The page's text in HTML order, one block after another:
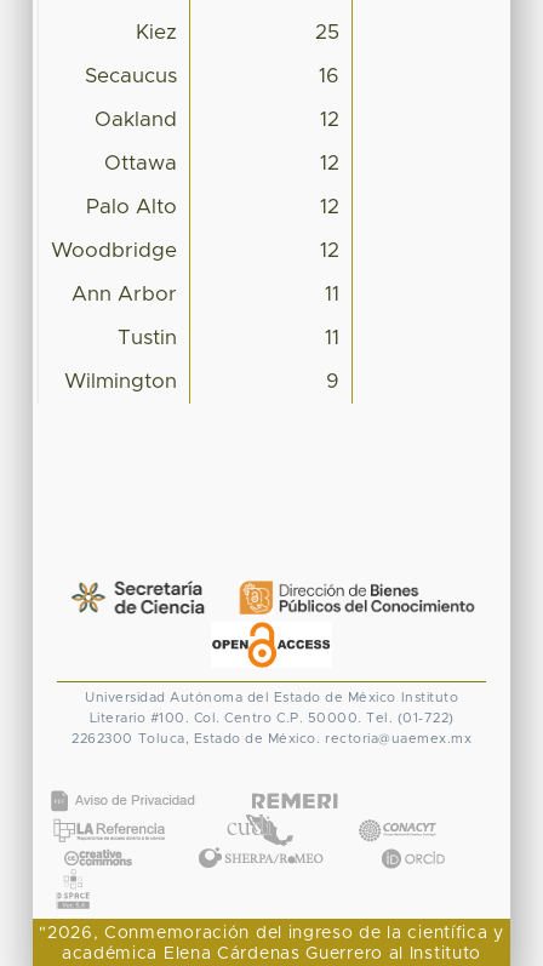
Kiez 25
Secaucus 16
Oakland 12
Ottawa 12
Palo Alto 12
Woodbridge 12
Ann Arbor 11
Tustin 11
Wilmington 9
Universidad Autónoma del Estado de México
Instituto
Literario #100. Col. Centro C.P. 50000. Tel. (01-722)
2262300 Toluca, Estado de México. rectoria@uaemex.mx
"2026, Conmemoración del ingreso de la científica y
académica Elena Cárdenas Guerrero al Instituto